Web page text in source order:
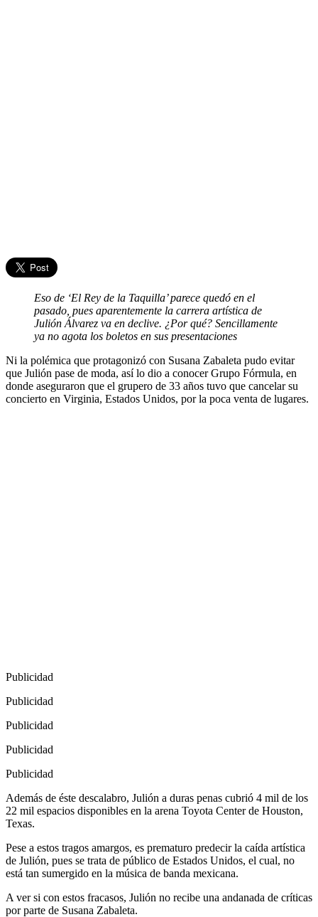
Eso de ‘El Rey de la Taquilla’ parece quedó en el
pasado, pues aparentemente la carrera artística de
Julión Álvarez va en declive. ¿Por qué? Sencillamente
ya no agota los boletos en sus presentaciones
Ni la polémica que protagonizó con Susana Zabaleta pudo evitar
que Julión pase de moda, así lo dio a conocer Grupo Fórmula, en
donde aseguraron que el grupero de 33 años tuvo que cancelar su
concierto en Virginia, Estados Unidos, por la poca venta de lugares.
Publicidad
Publicidad
Publicidad
Publicidad
Publicidad
Además de éste descalabro, Julión a duras penas cubrió 4 mil de los
22 mil espacios disponibles en la arena Toyota Center de Houston,
Texas.
Pese a estos tragos amargos, es prematuro predecir la caída artística
de Julión, pues se trata de público de Estados Unidos, el cual, no
está tan sumergido en la música de banda mexicana.
A ver si con estos fracasos, Julión no recibe una andanada de críticas
por parte de Susana Zabaleta.